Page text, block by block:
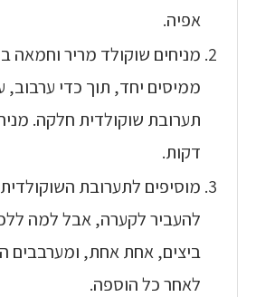
אפיה.
מניחים שוקולד מריר וחמאה
ממיסים יחד, תוך כדי
תערובת שוקולדית חלקה.
דקות.
מוסיפים לתערובת
להעביר לקערה, אבל למה
ביצים, אחת אחת, ומערבבים
לאחר כל הוספה.